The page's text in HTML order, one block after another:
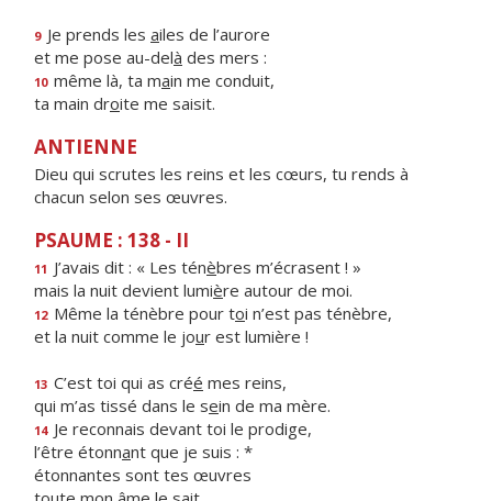
9 Je prends les ailes de l’aurore
et me pose au-delà des mers :
10 même là, ta main me conduit,
ta main droite me saisit.
ANTIENNE
Dieu qui scrutes les reins et les cœurs, tu rends à
chacun selon ses œuvres.
PSAUME : 138 - II
11 J’avais dit : « Les ténèbres m’écrasent ! »
mais la nuit devient lumière autour de moi.
12 Même la ténèbre pour toi n’est pas ténèbre,
et la nuit comme le jour est lumière !
13 C’est toi qui as créé mes reins,
qui m’as tissé dans le sein de ma mère.
14 Je reconnais devant toi le prodige,
l’être étonnant que je suis : *
étonnantes sont tes œuvres